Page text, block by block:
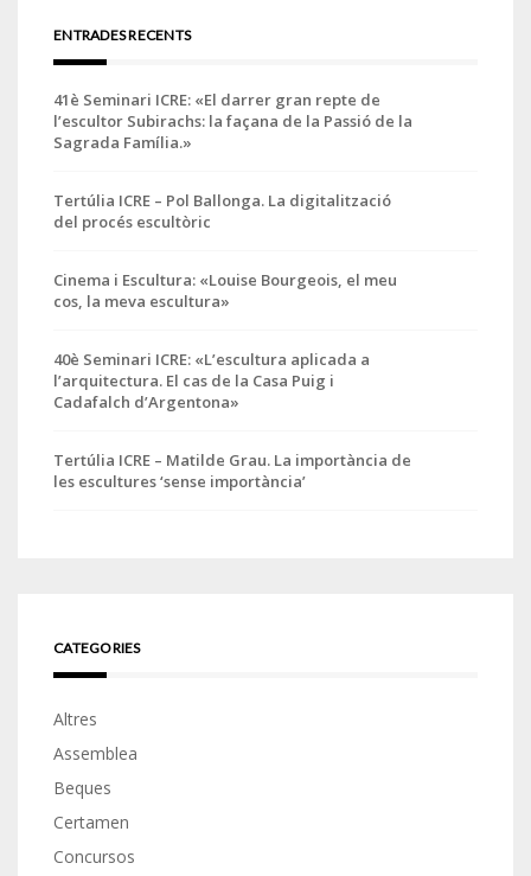
ENTRADES RECENTS
41è Seminari ICRE: «El darrer gran repte de
l’escultor Subirachs: la façana de la Passió de la
Sagrada Família.»
Tertúlia ICRE – Pol Ballonga. La digitalització
del procés escultòric
Cinema i Escultura: «Louise Bourgeois, el meu
cos, la meva escultura»
40è Seminari ICRE: «L’escultura aplicada a
l’arquitectura. El cas de la Casa Puig i
Cadafalch d’Argentona»
Tertúlia ICRE – Matilde Grau. La importància de
les escultures ‘sense importància’
CATEGORIES
Altres
Assemblea
Beques
Certamen
Concursos